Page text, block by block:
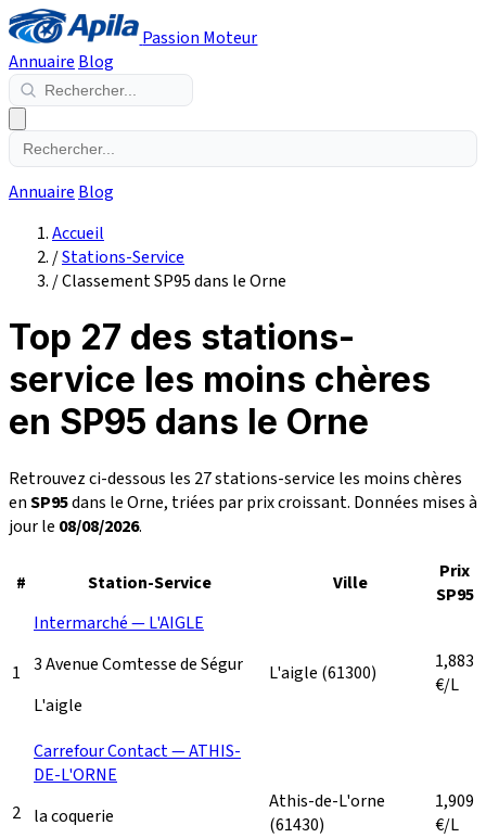
Passion Moteur
Annuaire Blog
Annuaire Blog
Accueil
/Stations-Service
/Classement SP95 dans le Orne
Top 27 des stations-
service les moins chères
en SP95 dans le Orne
Retrouvez ci-dessous les 27 stations-service les moins chères
enSP95dans le Orne, triées par prix croissant. Données mises à
jour le 08/08/2026.
# Station-Service Ville
Prix
SP95
1
Intermarché — L'AIGLE
3 Avenue Comtesse de Ségur
L'aigle
L'aigle (61300)
1,883
€/L
2
Carrefour Contact — ATHIS-
DE-L'ORNE
la coquerie
Athis-de-L'orne
(61430)
1,909
€/L